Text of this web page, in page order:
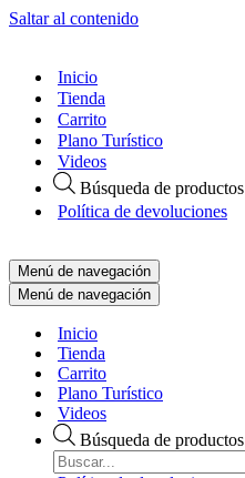
Saltar al contenido
Inicio
Tienda
Carrito
Plano Turístico
Videos
Búsqueda de productos
Política de devoluciones
Menú de navegación
Menú de navegación
Inicio
Tienda
Carrito
Plano Turístico
Videos
Búsqueda de productos